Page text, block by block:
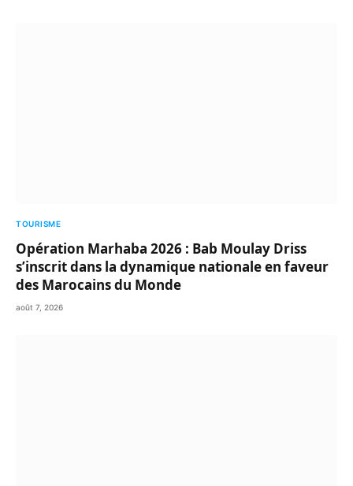
TOURISME
Opération Marhaba 2026 : Bab Moulay Driss
s’inscrit dans la dynamique nationale en faveur
des Marocains du Monde
août 7, 2026